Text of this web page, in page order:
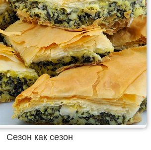
Сезон как сезон